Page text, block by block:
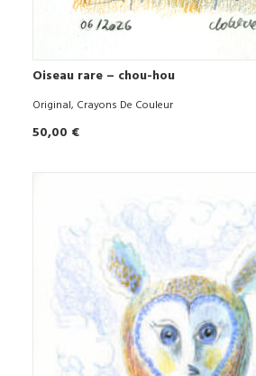
AJOUTER AU PANIER
Oiseau rare – chou-hou
Original, Crayons De Couleur
50,00 €